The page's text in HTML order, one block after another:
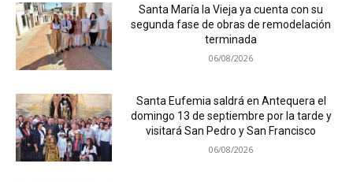
Santa María la Vieja ya cuenta con su
segunda fase de obras de remodelación
terminada
06/08/2026
Santa Eufemia saldrá en Antequera el
domingo 13 de septiembre por la tarde y
visitará San Pedro y San Francisco
06/08/2026